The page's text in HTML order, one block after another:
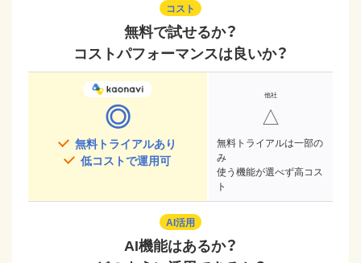
コスト
無料で試せるか？
コストパフォーマンスは良いか？
◎
無料トライアルあり
低コストで運用可
△
無料トライアルは一部の
み
使う機能が選べず高コス
ト
AI活用
AI機能はあるか？